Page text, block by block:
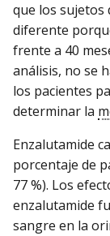
que los
diferente
frente a 40
análisis, no se
los pacientes
determinar la
Enzalutamide
porcentaje de
77 %). Los
enzalutamide
sangre en la